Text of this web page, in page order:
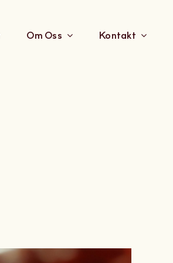
Om Oss Kontakt